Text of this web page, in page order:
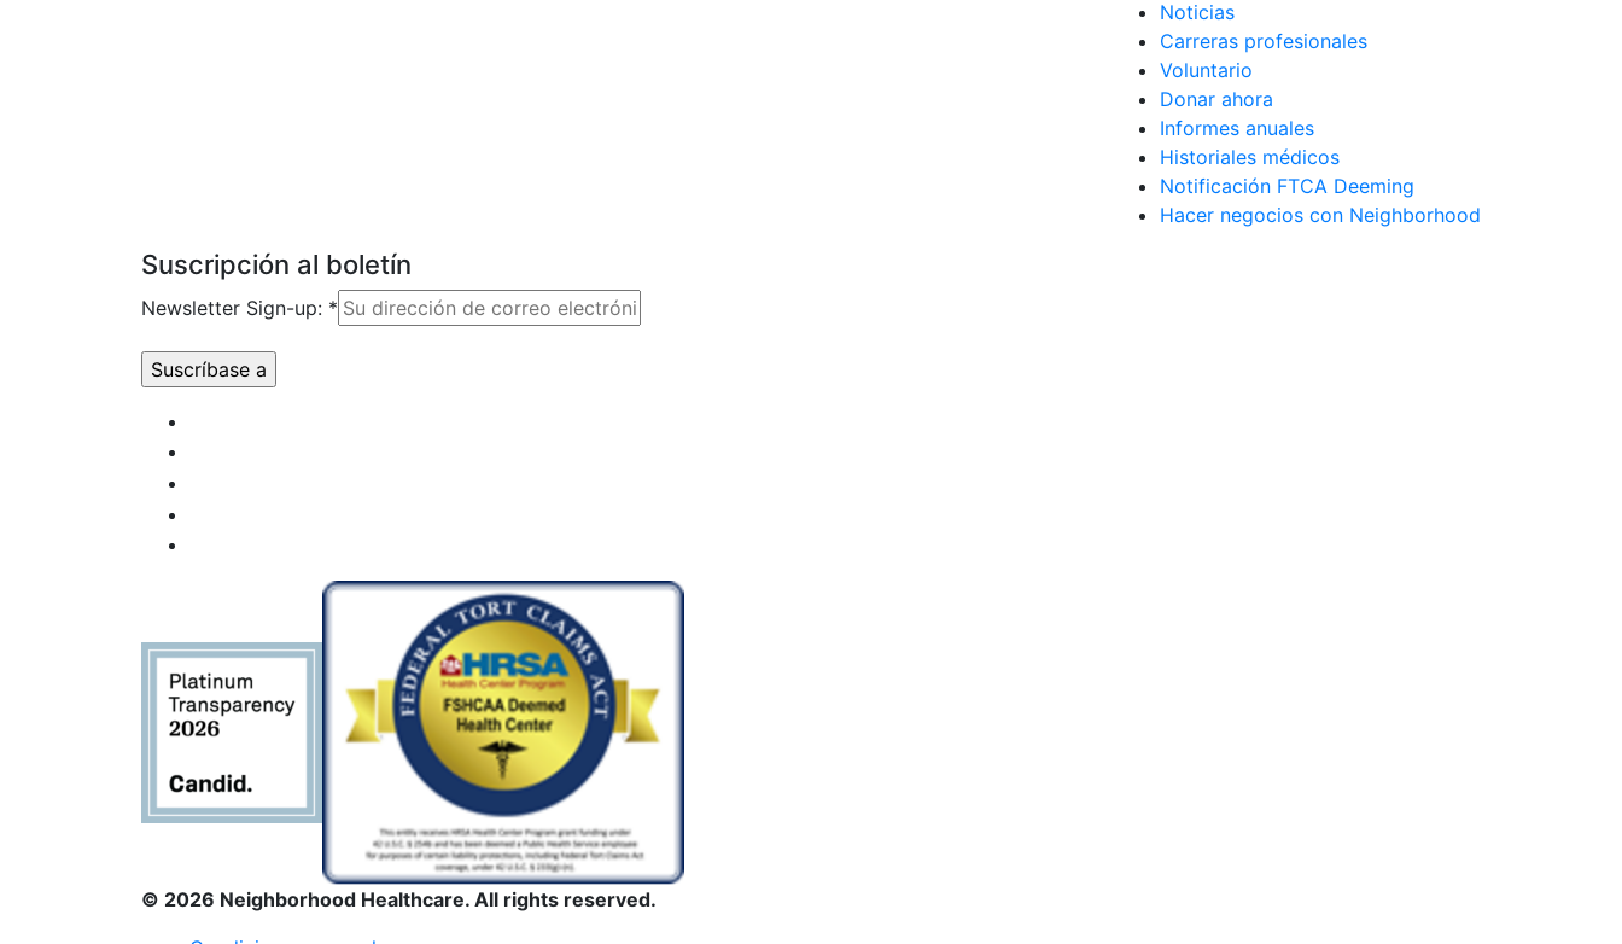
Noticias
Carreras profesionales
Voluntario
Donar ahora
Informes anuales
Historiales médicos
Notificación FTCA Deeming
Hacer negocios con Neighborhood
Suscripción al boletín
Newsletter Sign-up: *
Uso de
Constant
Contact.
blanco.
© 2026 Neighborhood Healthcare. All rights reserved.